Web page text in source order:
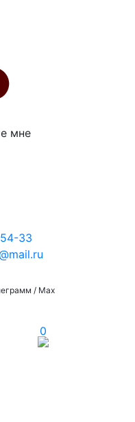
мне
33
/ Max
0